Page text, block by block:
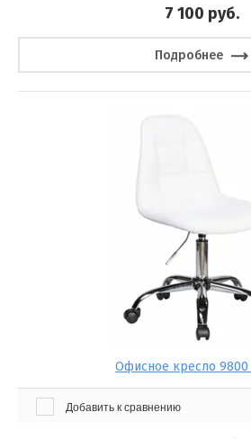
7 100 руб.
Подробнее
Офисное кресло 9800
Добавить к сравнению